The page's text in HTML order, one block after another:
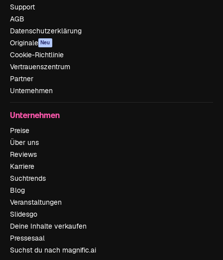
Support
AGB
Datenschutzerklärung
Originale Neu
Cookie-Richtlinie
Vertrauenszentrum
Partner
Unternehmen
Unternehmen
Preise
Über uns
Reviews
Karriere
Suchtrends
Blog
Veranstaltungen
Slidesgo
Deine Inhalte verkaufen
Pressesaal
Suchst du nach magnific.ai